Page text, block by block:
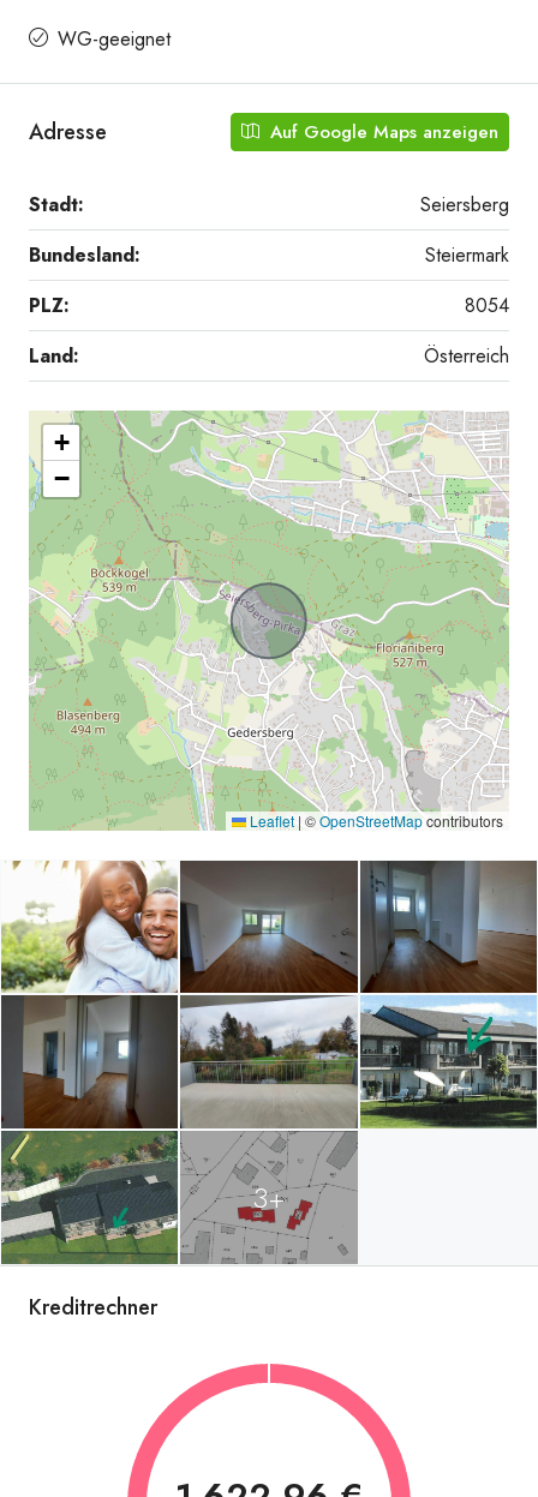
WG-geeignet
Adresse Auf Google Maps anzeigen
Stadt:
Seiersberg
Bundesland:
Steiermark
PLZ:
8054
Land:
Österreich
+
−
Leaflet | ©OpenStreetMapcontributors
3+
Kreditrechner